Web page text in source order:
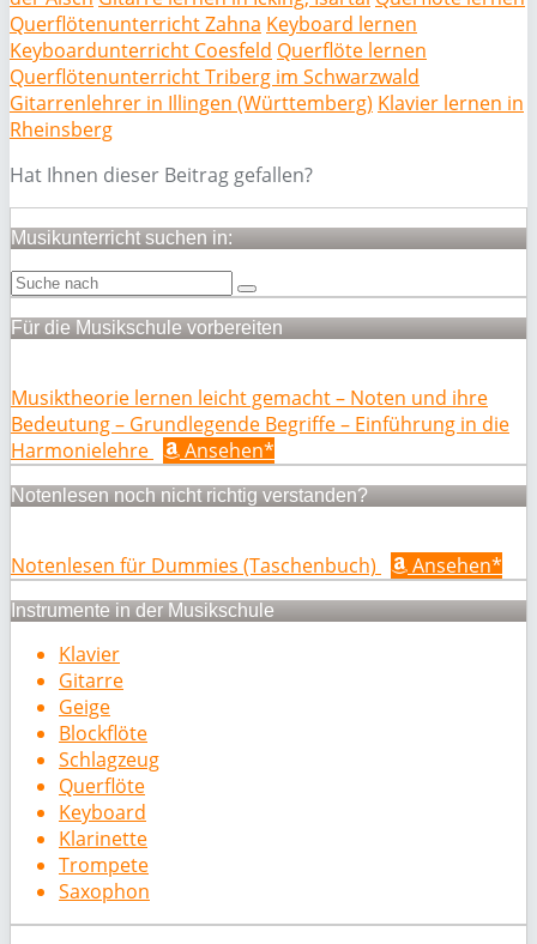
Querflötenunterricht Zahna Keyboard lernen
Keyboardunterricht Coesfeld Querflöte lernen
Querflötenunterricht Triberg im Schwarzwald
Gitarrenlehrer in Illingen (Württemberg) Klavier lernen in
Rheinsberg
Hat Ihnen dieser Beitrag gefallen?
Musikunterricht suchen in:
Für die Musikschule vorbereiten
Musiktheorie lernen leicht gemacht – Noten und ihre
Bedeutung – Grundlegende Begriffe – Einführung in die
Harmonielehre
Ansehen*
Notenlesen noch nicht richtig verstanden?
Notenlesen für Dummies (Taschenbuch) Ansehen*
Instrumente in der Musikschule
Klavier
Gitarre
Geige
Blockflöte
Schlagzeug
Querflöte
Keyboard
Klarinette
Trompete
Saxophon